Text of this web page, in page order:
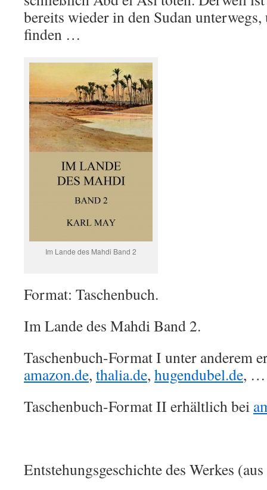
bereits wieder in den Sudan
finden …
Im Lande des Mahdi Band 2
Format: Taschenbuch.
Im Lande des Mahdi Band 2.
Taschenbuch-Format I unter anderem
amazon.de, thalia.de, hugendubel.de, …
Taschenbuch-Format II erhältlich bei
Entstehungsgeschichte des Werkes